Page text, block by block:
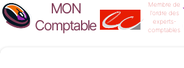
MON
Comptable
Membre de
l'ordre des
experts-
comptables